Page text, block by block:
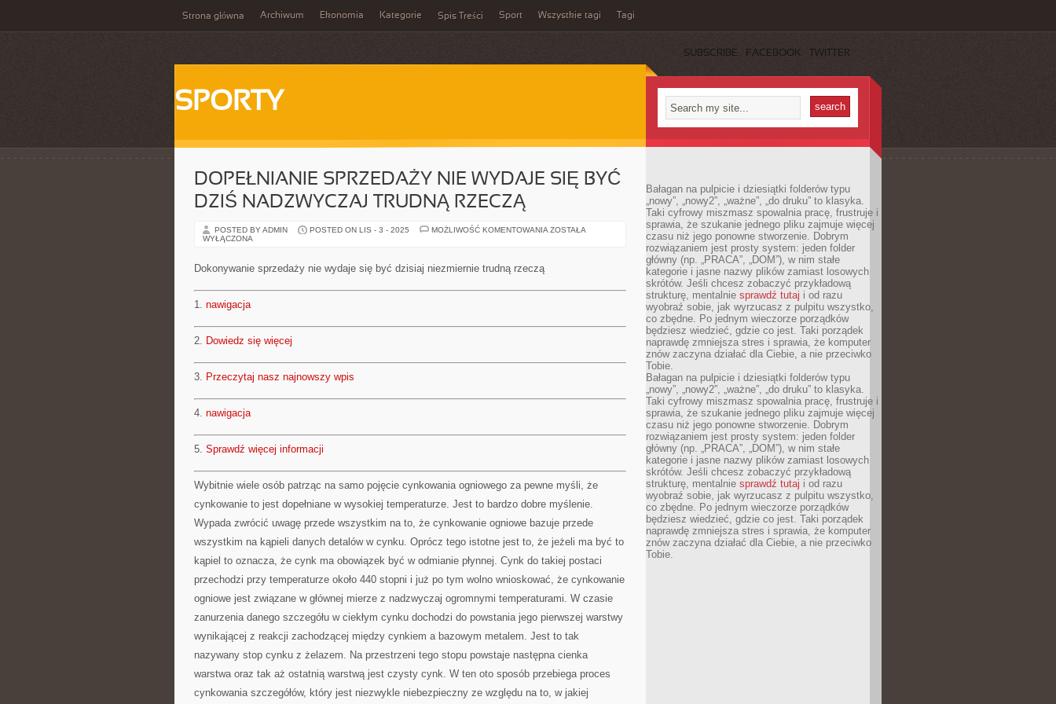
Strona główna Archiwum Ekonomia Kategorie Spis Treści Sport Wszystkie tagi Tagi
SUBSCRIBE FACEBOOK TWITTER
SPORTY
DOPEŁNIANIE SPRZEDAŻY NIE WYDAJE SIĘ BYĆ
DZIŚ NADZWYCZAJ TRUDNĄ RZECZĄ
POSTED BY ADMIN POSTED ON LIS - 3 - 2025 MOŻLIWOŚĆ KOMENTOWANIA DOPEŁNIANIE
NADZWYCZAJ
ZOSTAŁA
WYŁĄCZONA
Dokonywanie sprzedaży nie wydaje się być dzisiaj niezmiernie trudną rzeczą
1. nawigacja
2. Dowiedz się więcej
3. Przeczytaj nasz najnowszy wpis
4. nawigacja
5. Sprawdź więcej informacji
Wybitnie wiele osób patrząc na samo pojęcie cynkowania ogniowego za pewne myśli, że
cynkowanie to jest dopełniane w wysokiej temperaturze. Jest to bardzo dobre myślenie.
Wypada zwrócić uwagę przede wszystkim na to, że cynkowanie ogniowe bazuje przede
wszystkim na kąpieli danych detalów w cynku. Oprócz tego istotne jest to, że jeżeli ma być to
kąpiel to oznacza, że cynk ma obowiązek być w odmianie płynnej. Cynk do takiej postaci
przechodzi przy temperaturze około 440 stopni i już po tym wolno wnioskować, że cynkowanie
ogniowe jest związane w głównej mierze z nadzwyczaj ogromnymi temperaturami. W czasie
zanurzenia danego szczegółu w ciekłym cynku dochodzi do powstania jego pierwszej warstwy
wynikającej z reakcji zachodzącej między cynkiem a bazowym metalem. Jest to tak
nazywany stop cynku z żelazem. Na przestrzeni tego stopu powstaje następna cienka
warstwa oraz tak aż ostatnią warstwą jest czysty cynk. W ten oto sposób przebiega proces
cynkowania szczegółów, który jest niezwykle niebezpieczny ze względu na to, w jakiej
Bałagan na pulpicie i dziesiątki folderów typu
„nowy”, „nowy2”, „ważne”, „do druku” to klasyka.
Taki cyfrowy miszmasz spowalnia pracę, frustruje i
sprawia, że szukanie jednego pliku zajmuje więcej
czasu niż jego ponowne stworzenie. Dobrym
rozwiązaniem jest prosty system: jeden folder
główny (np. „PRACA”, „DOM”), w nim stałe
kategorie i jasne nazwy plików zamiast losowych
skrótów. Jeśli chcesz zobaczyć przykładową
strukturę, mentalnie sprawdź tutaj i od razu
wyobraź sobie, jak wyrzucasz z pulpitu wszystko,
co zbędne. Po jednym wieczorze porządków
będziesz wiedzieć, gdzie co jest. Taki porządek
naprawdę zmniejsza stres i sprawia, że komputer
znów zaczyna działać dla Ciebie, a nie przeciwko
Tobie.
Bałagan na pulpicie i dziesiątki folderów typu
„nowy”, „nowy2”, „ważne”, „do druku” to klasyka.
Taki cyfrowy miszmasz spowalnia pracę, frustruje i
sprawia, że szukanie jednego pliku zajmuje więcej
czasu niż jego ponowne stworzenie. Dobrym
rozwiązaniem jest prosty system: jeden folder
główny (np. „PRACA”, „DOM”), w nim stałe
kategorie i jasne nazwy plików zamiast losowych
skrótów. Jeśli chcesz zobaczyć przykładową
strukturę, mentalnie sprawdź tutaj i od razu
wyobraź sobie, jak wyrzucasz z pulpitu wszystko,
co zbędne. Po jednym wieczorze porządków
będziesz wiedzieć, gdzie co jest. Taki porządek
naprawdę zmniejsza stres i sprawia, że komputer
znów zaczyna działać dla Ciebie, a nie przeciwko
Tobie.